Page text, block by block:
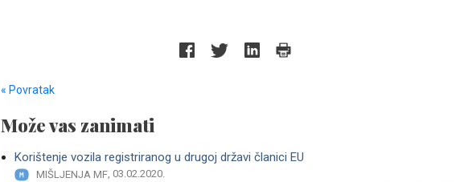
« Povratak
Može vas zanimati
Korištenje vozila registriranog u drugoj državi članici EU
MIŠLJENJA MF, 03.02.2020.